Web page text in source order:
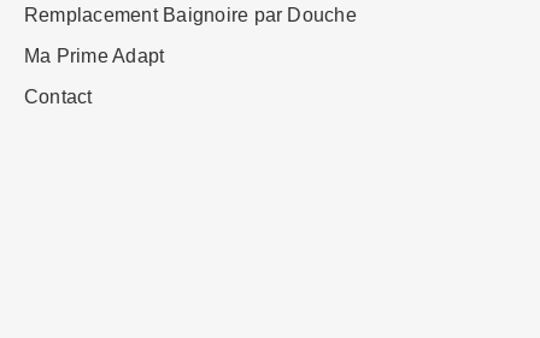
Remplacement Baignoire par Douche
Ma Prime Adapt
Contact